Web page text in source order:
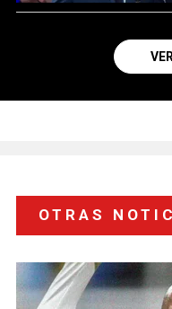
OTRAS